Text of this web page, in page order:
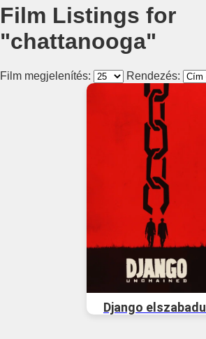
Film Listings for
"chattanooga"
Film megjelenítés: Rendezés:
Django elszabadul